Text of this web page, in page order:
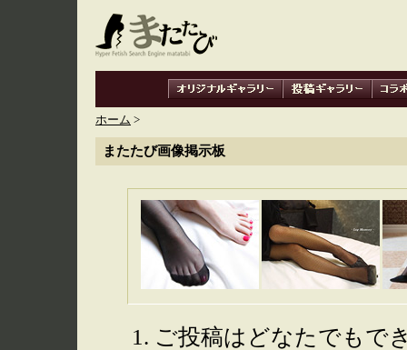
ホーム >
またたび画像掲示板
ご投稿はどなたでもで